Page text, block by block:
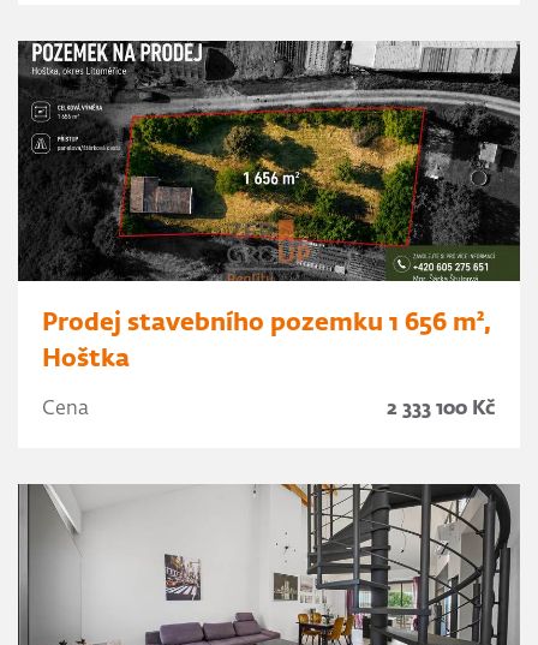
Prodej stavebního pozemku 1 656 m²,
Hoštka
Cena 2 333 100 Kč